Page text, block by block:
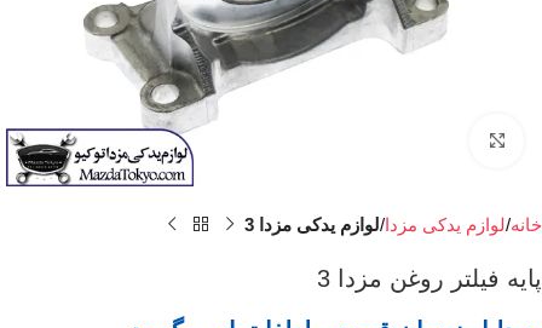
خانه لوازم یدکی مزدا لوازم یدکی مزدا 3
پایه فیلتر روغن مزدا 3